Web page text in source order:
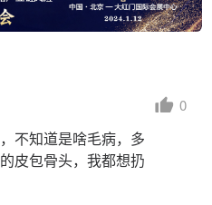
0
不知道是啥毛病，多
皮包骨头，我都想扔